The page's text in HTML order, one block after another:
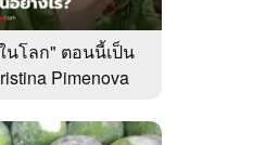
โลก" ตอนนี้เป็น
Pimenova